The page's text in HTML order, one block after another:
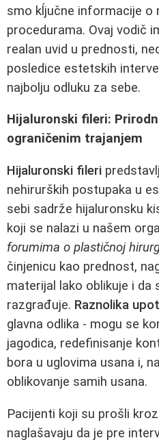
smo kĺjučne informacije o
procedurama. Ovaj vodič
realan uvid u prednosti,
posledice estetskih
najbolju odluku za sebe.
Hijaluronski fileri:
ograničenim trajanjem
Hijaluronski fileri
nehirurških postupaka u
sebi sadrže hijaluronsku
koji se nalazi u našem
forumima o plastičnoj
činjenicu kao prednost,
materijal lako oblikuje i da
razgrađuje. Raznolika
glavna odlika - mogu se
jagodica, redefinisanje
bora u uglovima usana i,
oblikovanje samih usana.
Pacijenti koji su prošli
naglašavaju da je pre